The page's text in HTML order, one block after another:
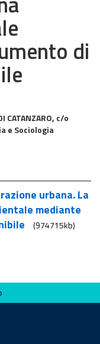
di
CATANZARO, c/o
e Sociologia
urbana. La
mediante
(974715kb)